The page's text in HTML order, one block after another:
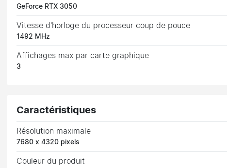
GeForce RTX 3050
Vitesse d'horloge du processeur coup de pouce
1492 MHz
Affichages max par carte graphique
3
Caractéristiques
Résolution maximale
7680 x 4320 pixels
Couleur du produit